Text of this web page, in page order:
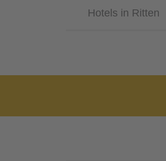
Hotels in Ritten